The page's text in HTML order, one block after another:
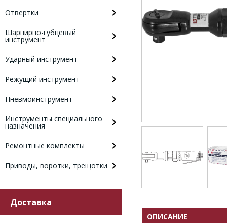
Отвертки
Шарнирно-губцевый
инструмент
Ударный инструмент
Режущий инструмент
Пневмоинструмент
Инструменты специального
назначения
Ремонтные комплекты
Приводы, воротки, трещотки
Доставка
ОПИСАНИЕ